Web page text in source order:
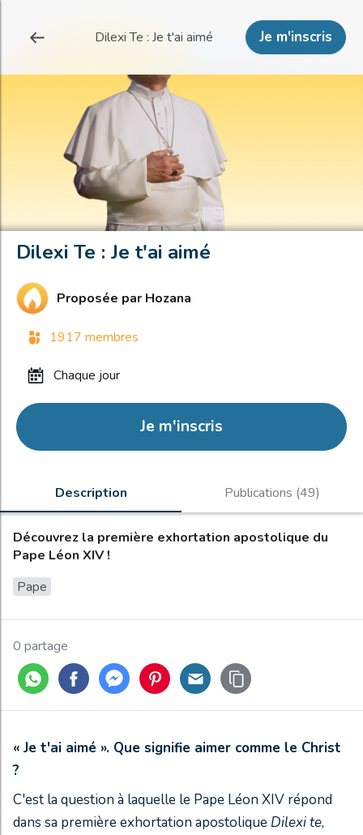
Dilexi Te : Je t'ai aimé Je m'inscris
Dilexi Te : Je t'ai aimé
Proposée par Hozana
1917 membres
chaque jour
Je m'inscris
Description Publications (49)
Découvrez la première exhortation apostolique du
Pape Léon XIV !
Pape
0 partage
« Je t'ai aimé ». Que signifie aimer comme le Christ
?
C'est la question à laquelle le Pape Léon XIV répond
dans sa première exhortation apostolique Dilexi te,